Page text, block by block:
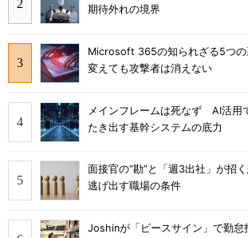
期待外れの境界
Microsoft 365の知られざる5つ
変えても攻撃者は消えない
メインフレームは死なず AI活用
たき出す基幹システムの底力
面接官の“勘”と「週3出社」が招
逃げ出す職場の条件
Joshinが「ピースサイン」で勤